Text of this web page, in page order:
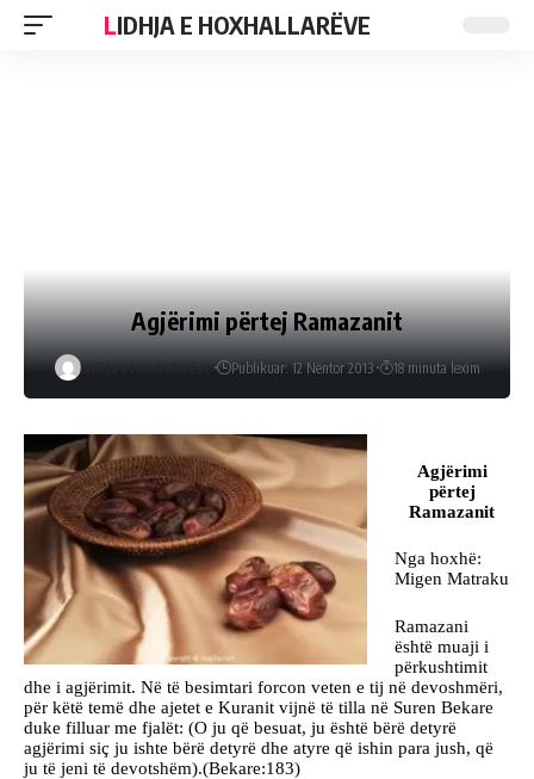
LIDHJA E HOXHALLARËVE
Agjërimi përtej Ramazanit
Lidhja e Hoxhallarëve Publikuar: 12 Nëntor 2013 18 minuta lexim
Agjërimi
përtej
Ramazanit
Nga hoxhë:
Migen Matraku
Ramazani
është muaji i
përkushtimit
dhe i agjërimit. Në të besimtari forcon veten e tij në devoshmëri,
për këtë temë dhe ajetet e Kuranit vijnë të tilla në Suren Bekare
duke filluar me fjalët: (O ju që besuat, ju është bërë detyrë
agjërimi siç ju ishte bërë detyrë dhe atyre që ishin para jush, që
ju të jeni të devotshëm).(Bekare:183)